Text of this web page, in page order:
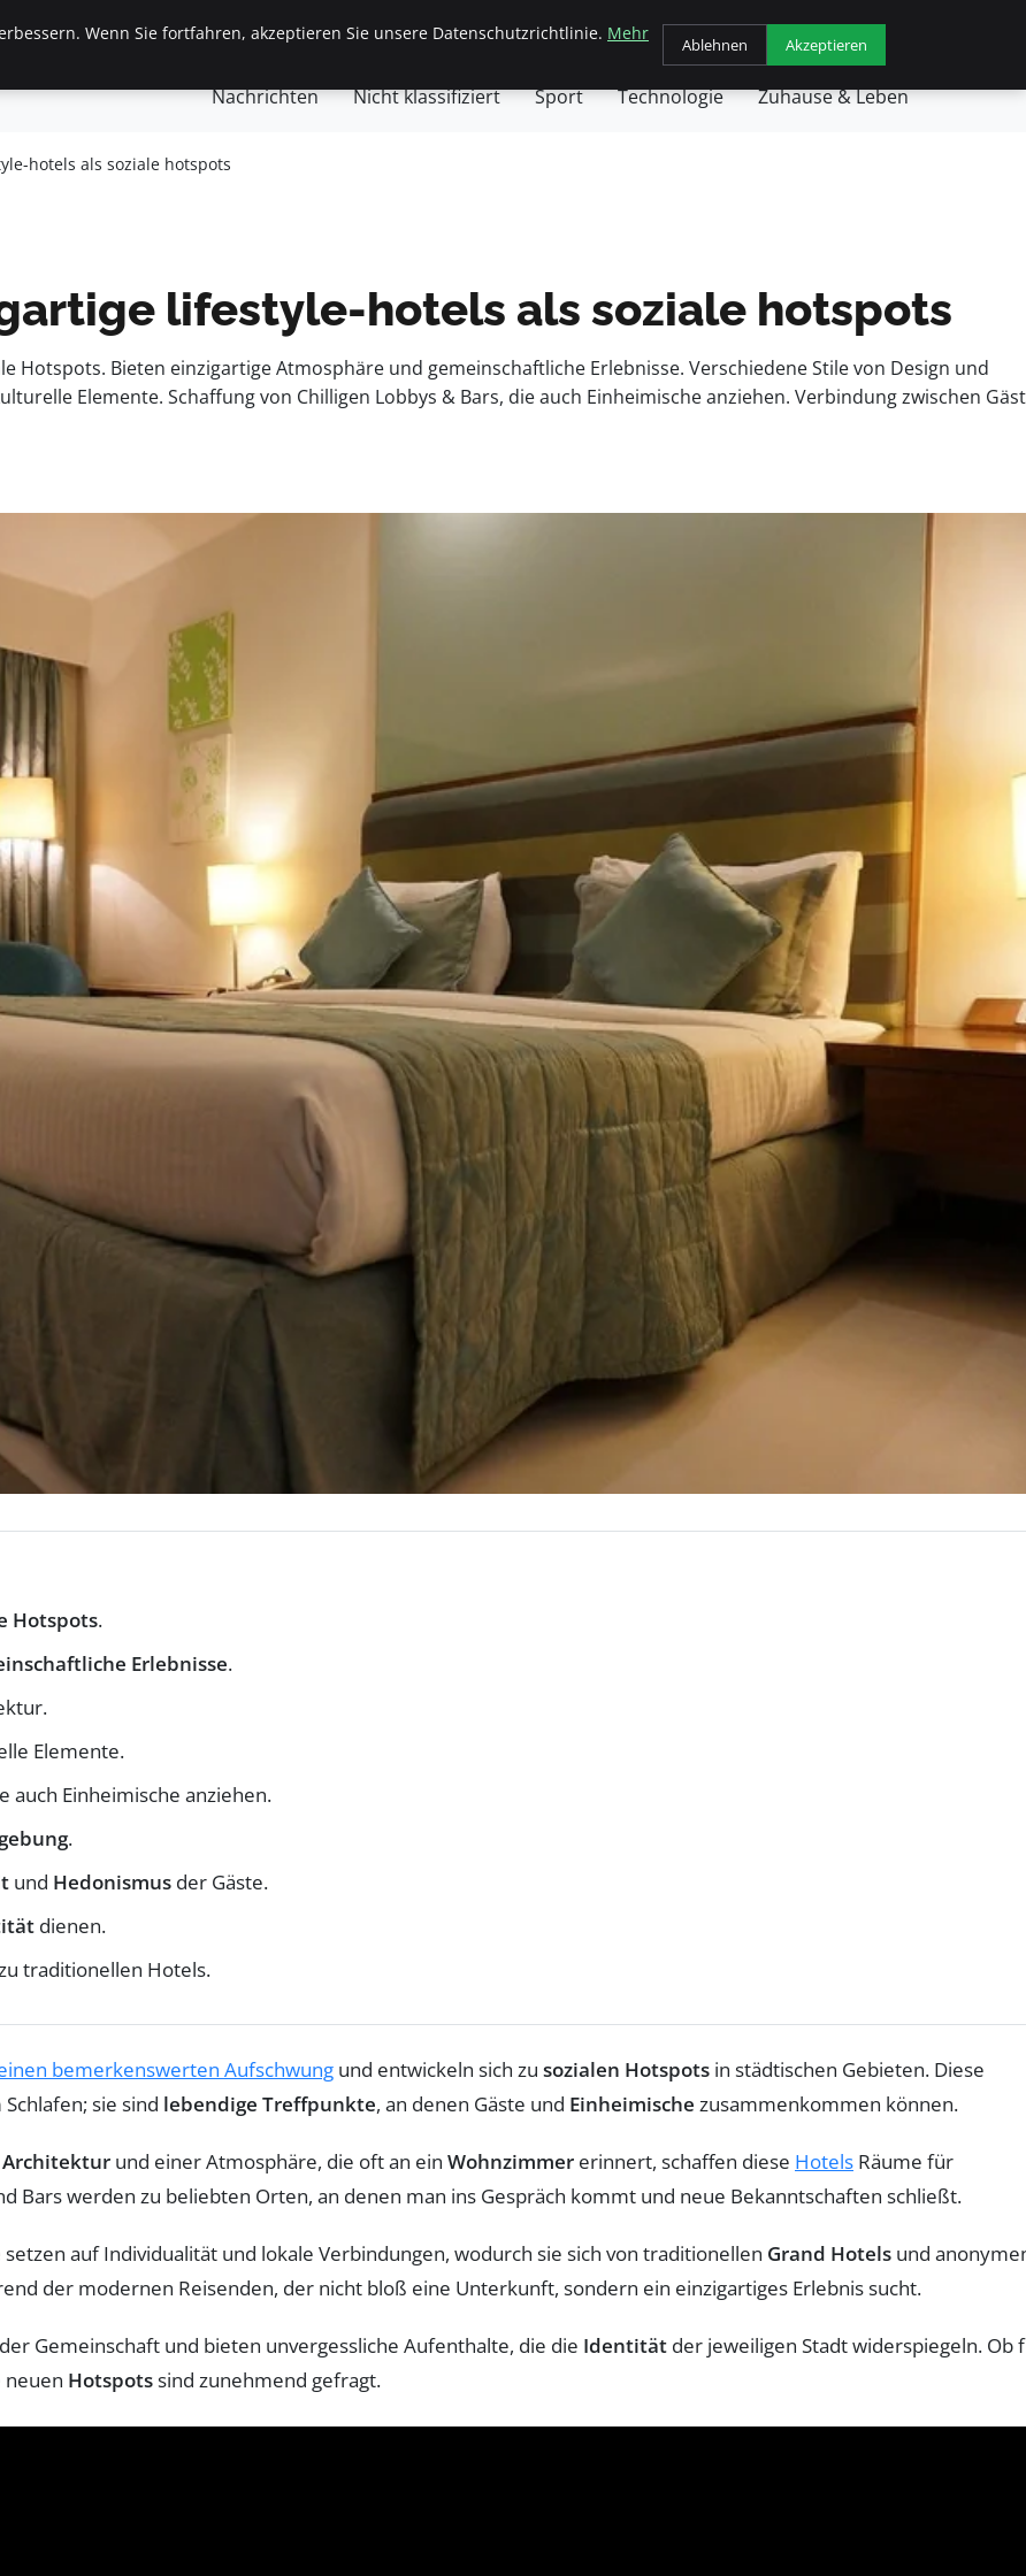
Finanzen & Immobilien Frauen / Mode Geschäft Gesundheit Haustiere Kochen
Nachrichten Nicht klassifiziert Sport Technologie Zuhause & Leben
hotels als soziale hotspots
lifestyle-hotels als soziale hotspots
Hotspots. Bieten einzigartige Atmosphäre und gemeinschaftliche Erlebnisse. Verschiedene Stile von Design und
Elemente. Schaffung von Chilligen Lobbys & Bars, die auch Einheimische anziehen. Verbindung zwischen
Hotspots.
Erlebnisse.
Elemente.
auch Einheimische anziehen.
.
und Hedonismus der Gäste.
dienen.
traditionellen Hotels.
bemerkenswerten Aufschwung und entwickeln sich zu sozialen Hotspots in städtischen Gebieten. Diese
sie sind lebendige Treffpunkte, an denen Gäste und Einheimische zusammenkommen können.
Architektur und einer Atmosphäre, die oft an ein Wohnzimmer erinnert, schaffen diese Hotels Räume für
Bars werden zu beliebten Orten, an denen man ins Gespräch kommt und neue Bekanntschaften schließt.
setzen auf Individualität und lokale Verbindungen, wodurch sie sich von traditionellen Grand Hotels und
der modernen Reisenden, der nicht bloß eine Unterkunft, sondern ein einzigartiges Erlebnis sucht.
Gemeinschaft und bieten unvergessliche Aufenthalte, die die Identität der jeweiligen Stadt widerspiegeln. Ob
neuen Hotspotssind zunehmend gefragt.
Wenn Sie fortfahren, akzeptieren Sie unsere Datenschutzrichtlinie. Mehr
Ablehnen Akzeptieren